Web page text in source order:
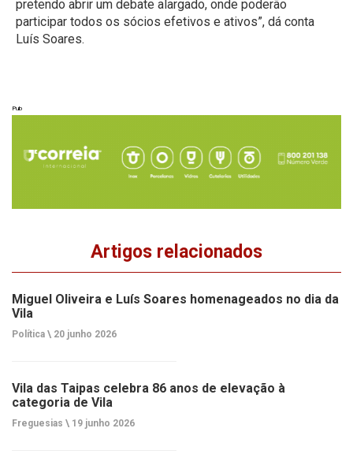
pretendo abrir um debate alargado, onde poderão
participar todos os sócios efetivos e ativos”, dá conta
Luís Soares.
Pub
Artigos relacionados
Miguel Oliveira e Luís Soares homenageados no dia da
Vila
Política \ 20 junho 2026
Vila das Taipas celebra 86 anos de elevação à
categoria de Vila
Freguesias \ 19 junho 2026